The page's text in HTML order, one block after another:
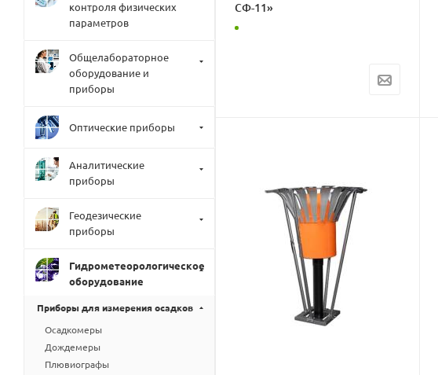
СФ-11»
контроля физических
параметров
Общелабораторное
оборудование и
приборы
Оптические приборы
Аналитические
приборы
Геодезические
приборы
Гидрометеорологическое
оборудование
Приборы для измерения осадков
Осадкомеры
Дождемеры
Плювиографы